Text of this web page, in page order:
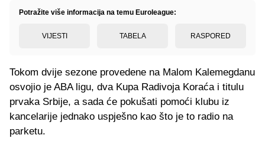
Potražite više informacija na temu Euroleague:
VIJESTI TABELA RASPORED
Tokom dvije sezone provedene na Malom Kalemegdanu
osvojio je ABA ligu, dva Kupa Radivoja Koraća i titulu
prvaka Srbije, a sada će pokušati pomoći klubu iz
kancelarije jednako uspješno kao što je to radio na
parketu.